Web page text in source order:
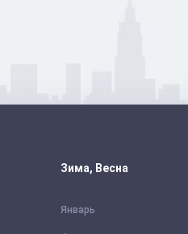
Зима, Весна
Январь